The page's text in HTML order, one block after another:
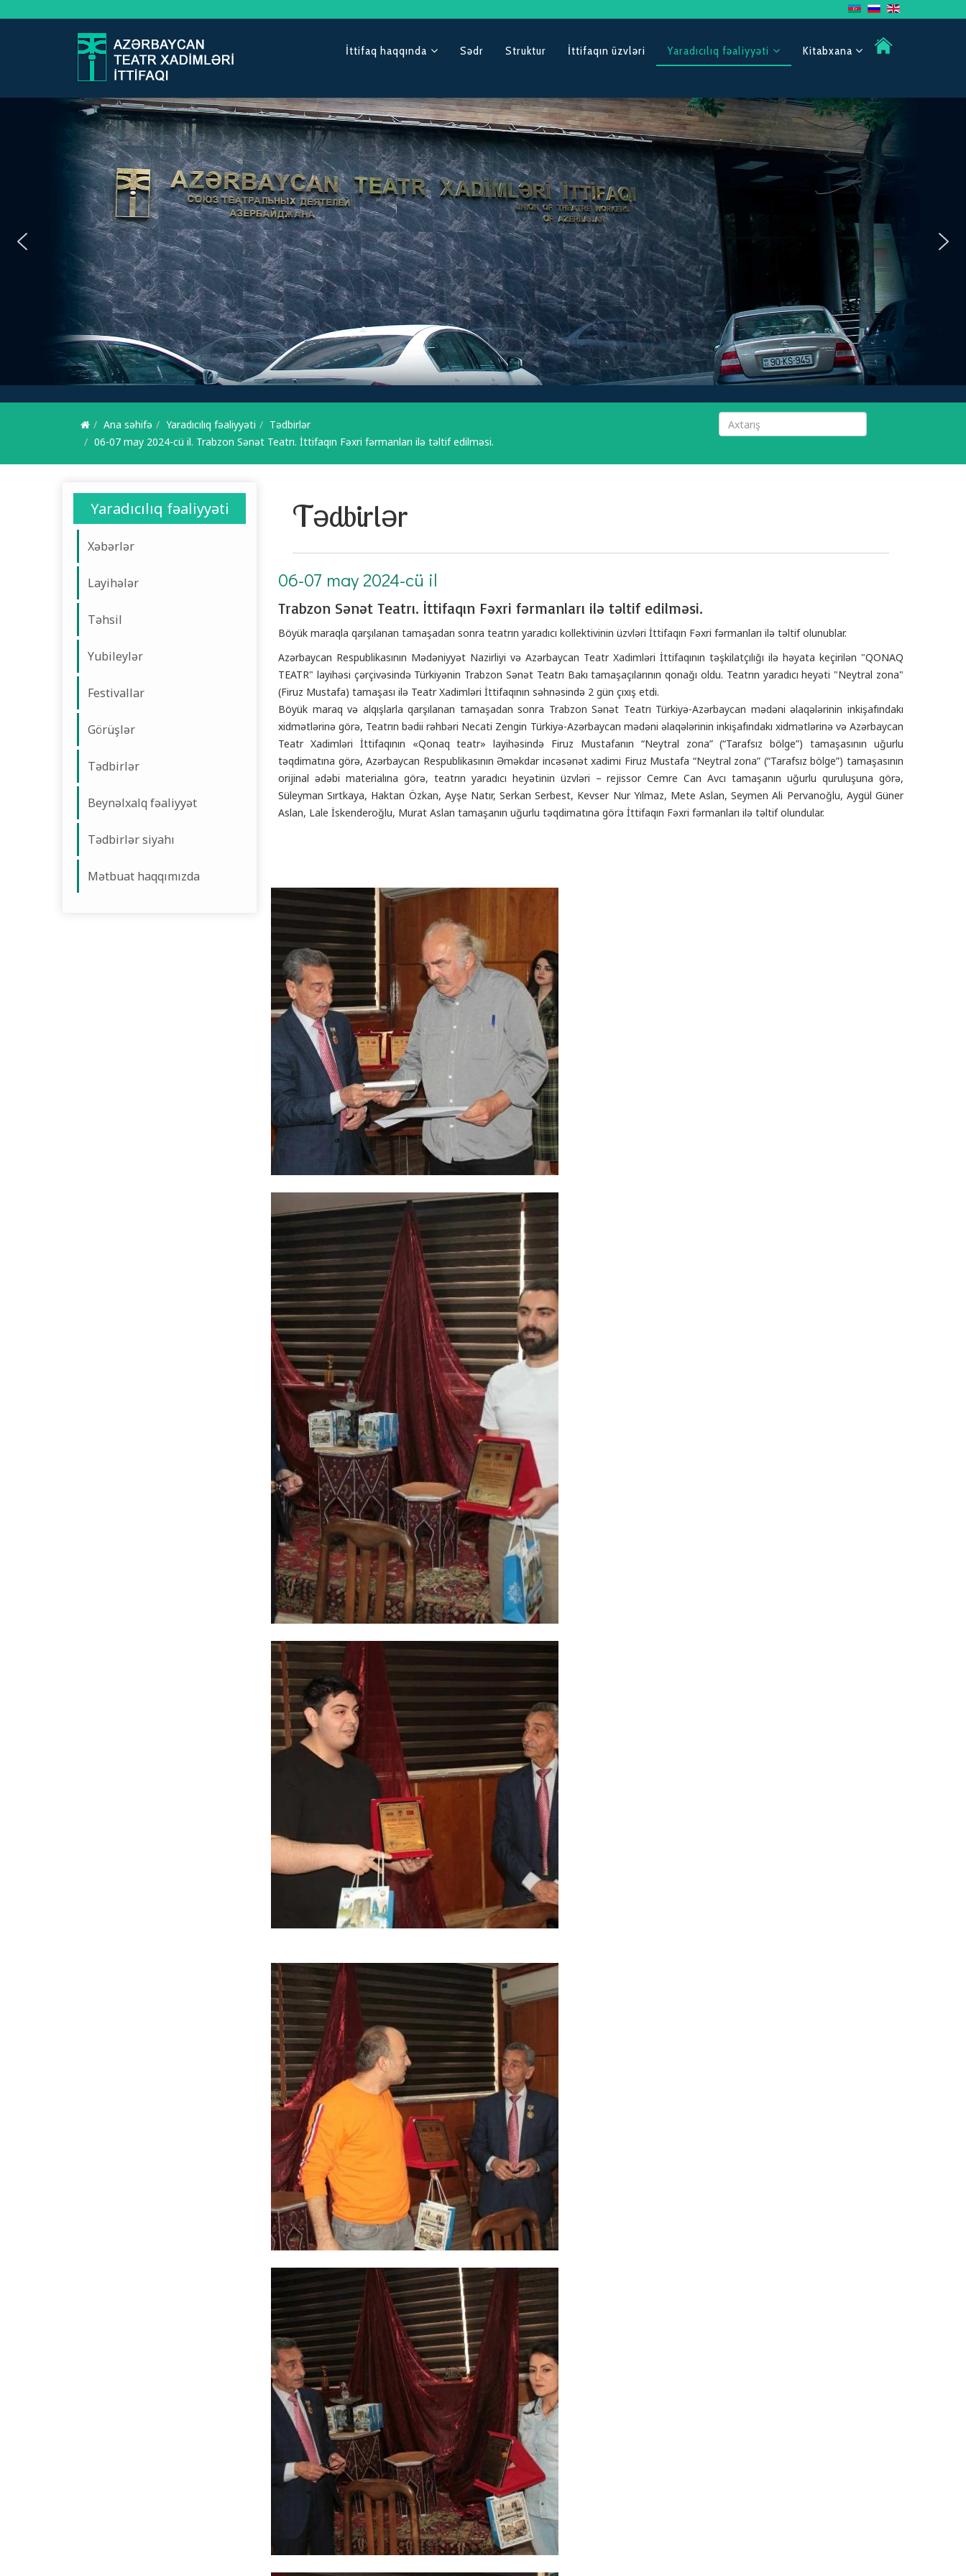
İttifaq haqqında Sədr Struktur İttifaqın üzvləri Yaradıcılıq fəaliyyəti Kitabxana
Ana səhifə Yaradıcılıq fəaliyyəti
Tədbirlər
06-07 may 2024-cü il. Trabzon Sənət Teatrı. İttifaqın Fəxri fərmanları ilə təltif edilməsi.
Yaradıcılıq fəaliyyəti
Xəbərlər
Layihələr
Təhsil
Yubileylər
Festivallar
Görüşlər
Tədbirlər
Beynəlxalq fəaliyyət
Tədbirlər siyahı
Mətbuat haqqımızda
Tədbirlər
06-07 may 2024-cü il
Trabzon Sənət Teatrı. İttifaqın Fəxri fərmanları ilə təltif edilməsi.
Böyük maraqla qarşılanan tamaşadan sonra teatrın yaradıcı kollektivinin üzvləri İttifaqın Fəxri fərmanları ilə təltif olunublar.
Azərbaycan Respublikasının Mədəniyyət Nazirliyi və Azərbaycan Teatr Xadimləri İttifaqının təşkilatçılığı ilə həyata keçirilən "QONAQ
TEATR" layihəsi çərçivəsində Türkiyənin Trabzon Sənət Teatrı Bakı tamaşaçılarının qonağı oldu. Teatrın yaradıcı heyəti "Neytral zona"
(Firuz Mustafa) tamaşası ilə Teatr Xadimləri İttifaqının səhnəsində 2 gün çıxış etdi.
Böyük maraq və alqışlarla qarşılanan tamaşadan sonra Trabzon Sənət Teatrı Türkiyə-Azərbaycan mədəni əlaqələrinin inkişafındakı
xidmətlərinə görə, Teatrın bədii rəhbəri Necati Zengin Türkiyə-Azərbaycan mədəni əlaqələrinin inkişafındakı xidmətlərinə və Azərbaycan
Teatr Xadimləri İttifaqının «Qonaq teatr» layihəsində Firuz Mustafanın “Neytral zona” (“Tarafsız bölge”) tamaşasının uğurlu
təqdimatına görə, Azərbaycan Respublikasının Əməkdar incəsənət xadimi Firuz Mustafa “Neytral zona” (“Tarafsız bölge”) tamaşasının
orijinal ədəbi materialına görə, teatrın yaradıcı heyətinin üzvləri – rejissor Cemre Can Avcı tamaşanın uğurlu quruluşuna görə,
Süleyman Sırtkaya, Haktan Özkan, Ayşe Natır, Serkan Serbest, Kevser Nur Yılmaz, Mete Aslan, Seymen Ali Pervanoğlu, Aygül Güner
Aslan, Lale İskenderoğlu, Murat Aslan tamaşanın uğurlu təqdimatına görə İttifaqın Fəxri fərmanları ilə təltif olundular.